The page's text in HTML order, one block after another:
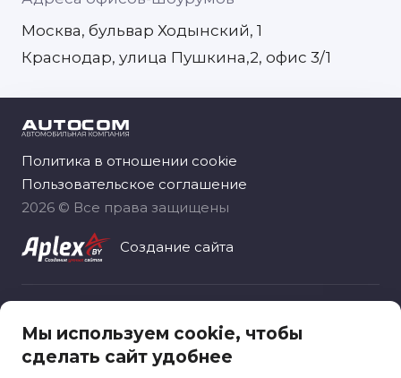
Москва, бульвар Ходынский, 1
Краснодар, улица Пушкина,2, офис 3/1
Политика в отношении cookie
Пользовательское соглашение
2026 © Все права защищены
Создание сайта
«Автоком рус», зарегистрировано 06.11.2020
Москва, вн.тер.г. муниципальный округ
Мы используем cookie, чтобы
сделать сайт удобнее